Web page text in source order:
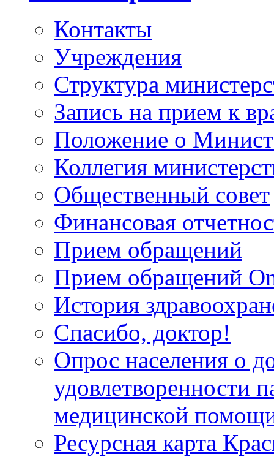
Контакты
Учреждения
Структура
Запись на прием к
Положение о
Коллегия
Общественный совет
Финансовая
Прием обращений
Прием обращений
История
Спасибо, доктор!
Опрос населения о
удовлетворенности
медицинской
Ресурсная карта